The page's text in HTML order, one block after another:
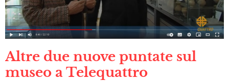
Altre due nuove puntate sul
museo a Telequattro